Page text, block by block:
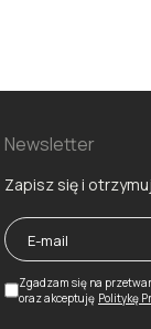
Newsletter
Zapisz się i
Zgadzam się na
oraz akceptuję Politykę